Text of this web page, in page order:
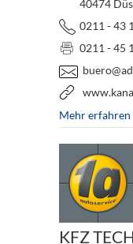
40474
0211 - 43
0211 - 45
Mehr erfahren
KFZ